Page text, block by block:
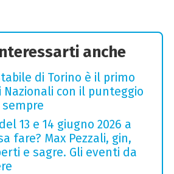
anche
di Torino è il primo
Nazionali con il punteggio
13 e 14 giugno 2026 a
fare? Max Pezzali, gin,
e sagre. Gli eventi da